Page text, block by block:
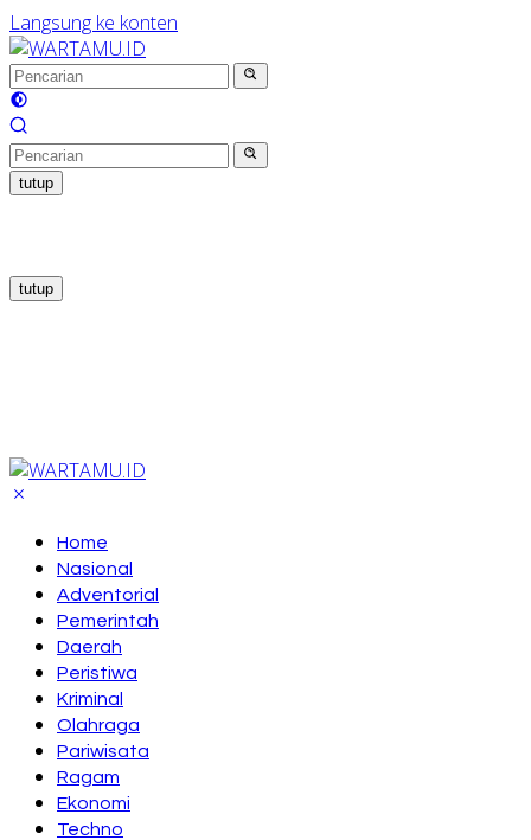
Langsung ke konten
tutup
tutup
Home
Nasional
Adventorial
Pemerintah
Daerah
Peristiwa
Kriminal
Olahraga
Pariwisata
Ragam
Ekonomi
Techno